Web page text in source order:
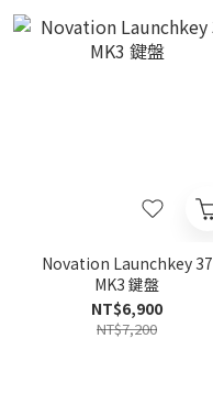
Novation Launchkey 37
MK3 鍵盤
NT$6,900
NT$7,200